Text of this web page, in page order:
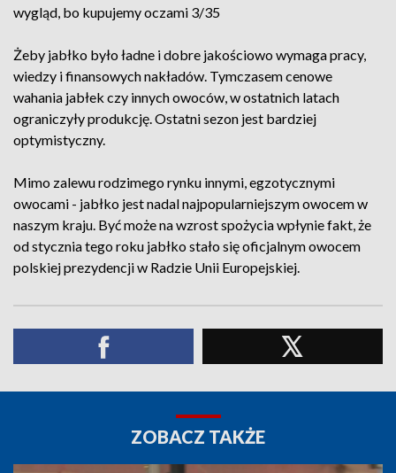
wygląd, bo kupujemy oczami 3/35
Żeby jabłko było ładne i dobre jakościowo wymaga pracy,
wiedzy i finansowych nakładów. Tymczasem cenowe
wahania jabłek czy innych owoców, w ostatnich latach
ograniczyły produkcję. Ostatni sezon jest bardziej
optymistyczny.
Mimo zalewu rodzimego rynku innymi, egzotycznymi
owocami - jabłko jest nadal najpopularniejszym owocem w
naszym kraju. Być może na wzrost spożycia wpłynie fakt, że
od stycznia tego roku jabłko stało się oficjalnym owocem
polskiej prezydencji w Radzie Unii Europejskiej.
ZOBACZ TAKŻE